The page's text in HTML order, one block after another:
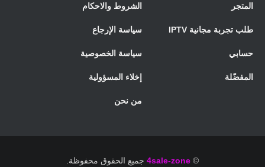
المتجر
طلب تجربة مجانية IPTV
حسابي
المفضّلة
الشروط والاحكام
سياسة الإرجاع
سياسة الخصوصية
إخلاء المسؤولية
من نحن
©
4sale-zoneجميع الحقوق محفوظة.